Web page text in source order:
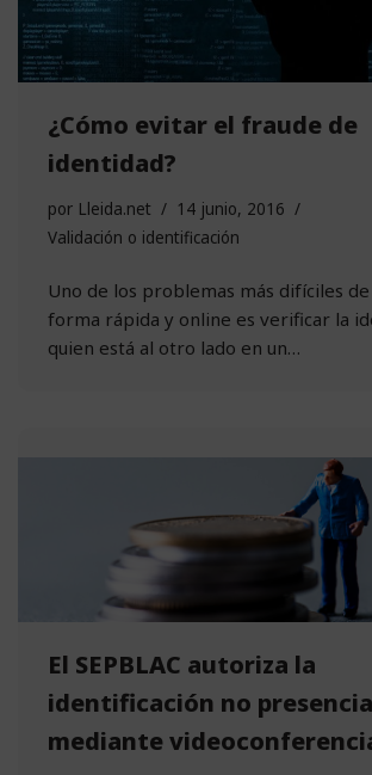
¿Cómo evitar el fraude de
identidad?
por Lleida.net
14 junio, 2016
Validación o identificación
Uno de los problemas más difíciles
forma rápida y online es verificar la
quien está al otro lado en un…
El SEPBLAC autoriza la
identificación no
mediante